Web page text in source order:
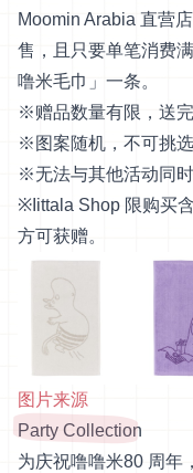
Moomin Arabia 直营
售，且只要单笔消费
噜米毛巾」一条。
※赠品数量有限，送完
※图案随机，不可挑选
※无法与其他活动同时
※Iittala Shop 限购买
方可获赠。
图片来源
Party Collection
为庆祝噜噜米80 周年